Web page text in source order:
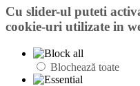
Cu slider-ul puteti
cookie-uri utilizate in
Blochează toate